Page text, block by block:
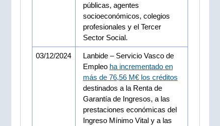
públicas, agentes
socioeconómicos, colegios
profesionales y el Tercer
Sector Social.
03/12/2024
Lanbide – Servicio Vasco de
Empleo ha incrementado en
más de 76,56 M€ los créditos
destinados a la Renta de
Garantía de Ingresos, a las
prestaciones económicas del
Ingreso Mínimo Vital y a las